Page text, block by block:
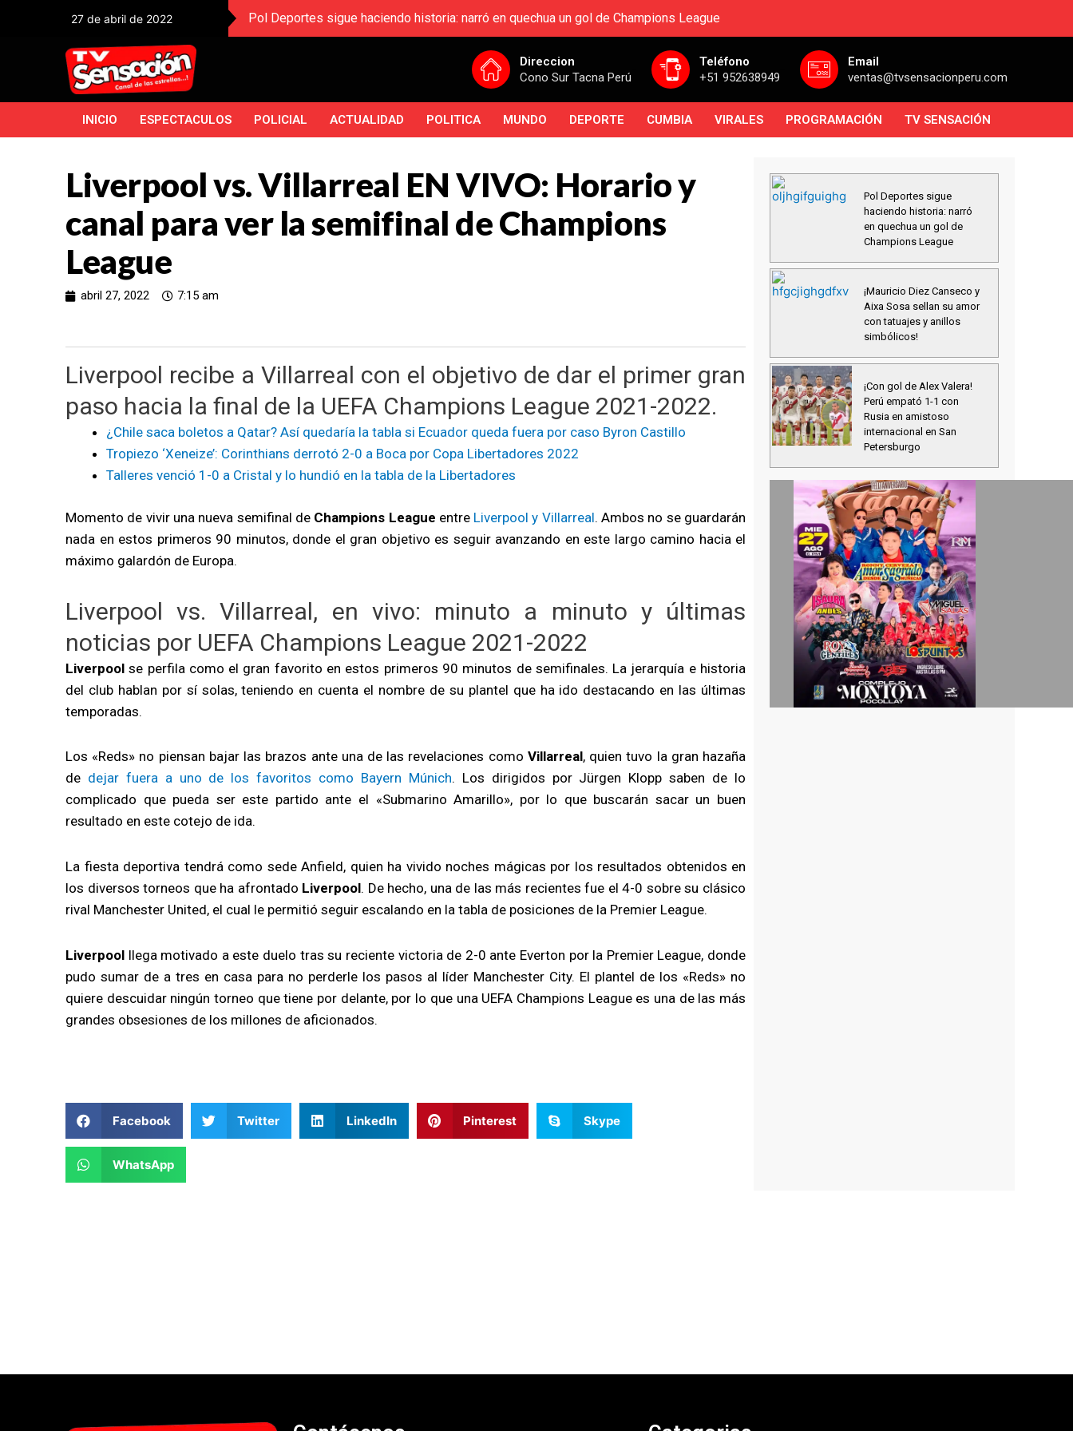
27 de abril de 2022 Pol Deportes sigue haciendo historia: narró en quechua un gol de Champions League
Direccion
Cono Sur Tacna Perú
Teléfono
+51 952638949
Email
ventas@tvsensacionperu.com
INICIO ESPECTACULOS POLICIAL ACTUALIDAD POLITICA MUNDO DEPORTE CUMBIA VIRALES PROGRAMACIÓN TV SENSACIÓN
Liverpool vs. Villarreal EN VIVO: Horario y
canal para ver la semifinal de Champions
League
abril 27, 2022 7:15 am
Liverpool recibe a Villarreal con el objetivo de dar el primer gran
paso hacia la final de la UEFA Champions League 2021-2022.
¿Chile saca boletos a Qatar? Así quedaría la tabla si Ecuador queda fuera por caso Byron Castillo
Tropiezo ‘Xeneize’: Corinthians derrotó 2-0 a Boca por Copa Libertadores 2022
Talleres venció 1-0 a Cristal y lo hundió en la tabla de la Libertadores
Momento de vivir una nueva semifinal de Champions League entreLiverpool y Villarreal. Ambos no se guardarán
nada en estos primeros 90 minutos, donde el gran objetivo es seguir avanzando en este largo camino hacia el
máximo galardón de Europa.
Liverpool vs. Villarreal, en vivo: minuto a minuto y últimas
noticias por UEFA Champions League 2021-2022
Liverpoolse perfila como el gran favorito en estos primeros 90 minutos de semifinales. La jerarquía e historia
del club hablan por sí solas, teniendo en cuenta el nombre de su plantel que ha ido destacando en las últimas
temporadas.
Los «Reds» no piensan bajar las brazos ante una de las revelaciones como Villarreal, quien tuvo la gran hazaña
de dejar fuera a uno de los favoritos como Bayern Múnich. Los dirigidos por Jürgen Klopp saben de lo
complicado que pueda ser este partido ante el «Submarino Amarillo», por lo que buscarán sacar un buen
resultado en este cotejo de ida.
La fiesta deportiva tendrá como sede Anfield, quien ha vivido noches mágicas por los resultados obtenidos en
los diversos torneos que ha afrontado Liverpool. De hecho, una de las más recientes fue el 4-0 sobre su clásico
rival Manchester United, el cual le permitió seguir escalando en la tabla de posiciones de la Premier League.
Liverpool llega motivado a este duelo tras su reciente victoria de 2-0 ante Everton por la Premier League, donde
pudo sumar de a tres en casa para no perderle los pasos al líder Manchester City. El plantel de los «Reds» no
quiere descuidar ningún torneo que tiene por delante, por lo que una UEFA Champions League es una de las más
grandes obsesiones de los millones de aficionados.
Facebook Twitter LinkedIn Pinterest Skype
WhatsApp
Pol Deportes sigue
haciendo historia: narró
en quechua un gol de
Champions League
¡Mauricio Diez Canseco y
Aixa Sosa sellan su amor
con tatuajes y anillos
simbólicos!
¡Con gol de Alex Valera!
Perú empató 1-1 con
Rusia en amistoso
internacional en San
Petersburgo